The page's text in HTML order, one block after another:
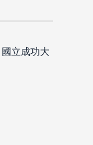
立成功大